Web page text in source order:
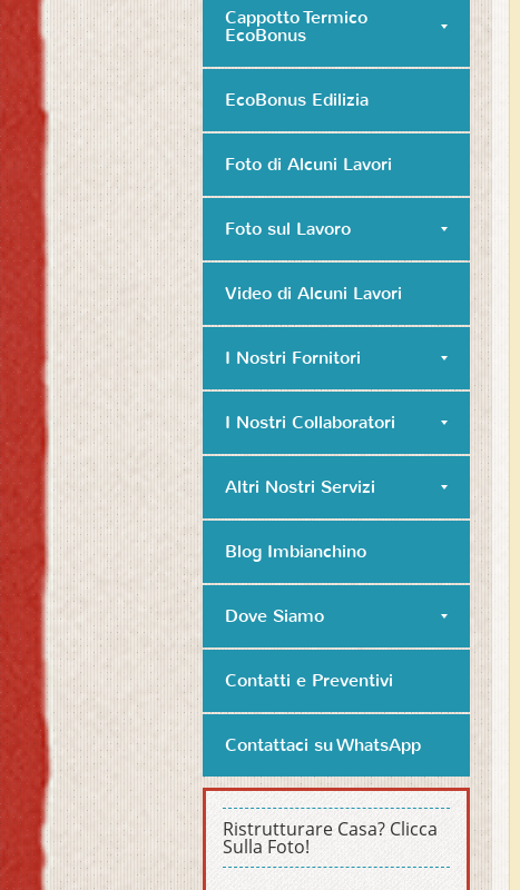
Cappotto Termico
EcoBonus
EcoBonus Edilizia
Foto di Alcuni Lavori
Foto sul Lavoro
Video di Alcuni Lavori
I Nostri Fornitori
I Nostri Collaboratori
Altri Nostri Servizi
Blog Imbianchino
Dove Siamo
Contatti e Preventivi
Contattaci su WhatsApp
Ristrutturare Casa? Clicca
Sulla Foto!